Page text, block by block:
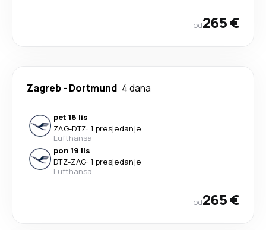
od265 €
Zagreb- Dortmund 4 dana
pet 16 lis
ZAG-DTZ· 1 presjedanje
Lufthansa
pon 19 lis
DTZ-ZAG· 1 presjedanje
Lufthansa
od265 €